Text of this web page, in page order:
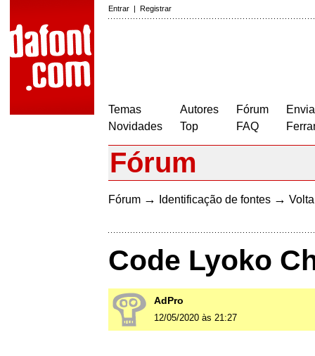
Entrar | Registrar
Temas
Novidades
Autores
Top
Fórum
FAQ
Fórum
Fórum → Identificação de fontes →
Code Lyoko
AdPro
12/05/2020 às 21:27